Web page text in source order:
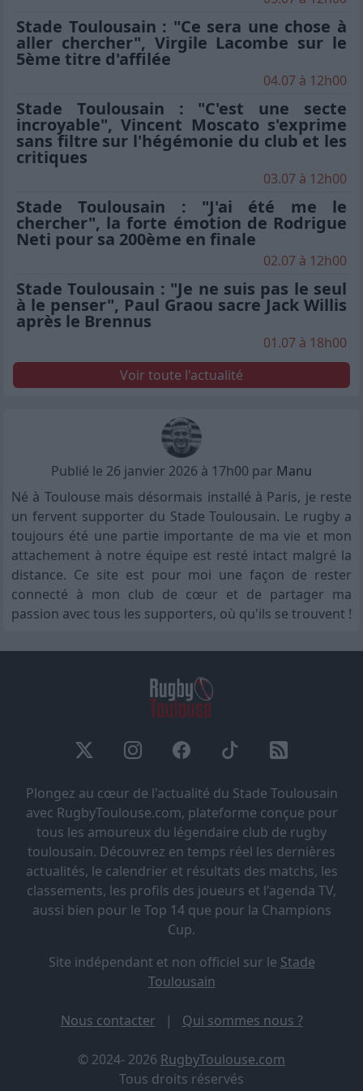
Stade Toulousain : "Ce sera une chose à
aller chercher", Virgile Lacombe sur le
5ème titre d'affilée
04.07 à 12h00
Stade Toulousain : "C'est une secte
incroyable", Vincent Moscato s'exprime
sans filtre sur l'hégémonie du club et les
critiques
03.07 à 12h00
Stade Toulousain : "J'ai été me le
chercher", la forte émotion de Rodrigue
Neti pour sa 200ème en finale
02.07 à 12h00
Stade Toulousain : "Je ne suis pas le seul
à le penser", Paul Graou sacre Jack Willis
après le Brennus
01.07 à 18h00
Voir toute l'actualité
Publié le 26 janvier 2026 à 17h00 par Manu
Né à Toulouse mais désormais installé à Paris, je reste
un fervent supporter du Stade Toulousain. Le rugby a
toujours été une partie importante de ma vie et mon
attachement à notre équipe est resté intact malgré la
distance. Ce site est pour moi une façon de rester
connecté à mon club de cœur et de partager ma
passion avec tous les supporters, où qu'ils se trouvent !
Plongez au cœur de l'actualité du Stade Toulousain
avec RugbyToulouse.com, plateforme conçue pour
tous les amoureux du légendaire club de rugby
toulousain. Découvrez en temps réel les dernières
actualités, le calendrier et résultats des matchs, les
classements, les profils des joueurs et l'agenda TV,
aussi bien pour le Top 14 que pour la Champions
Cup.
Site indépendant et non officiel sur le Stade
Toulousain
Nous contacter | Qui sommes nous ?
© 2024- 2026 RugbyToulouse.com
Tous droits réservés